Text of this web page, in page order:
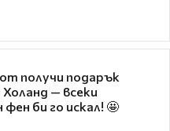
получи подарък
— всеки
би го искал! 🤩